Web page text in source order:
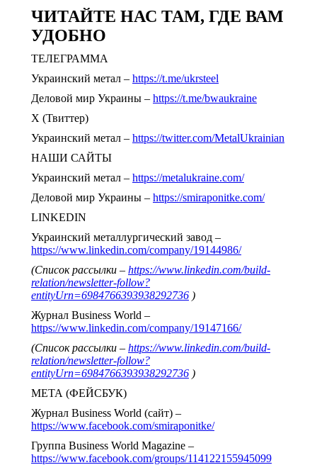
ЧИТАЙТЕ НАС ТАМ, ГДЕ ВАМ
УДОБНО
ТЕЛЕГРАММА
Украинский метал – https://t.me/ukrsteel
Деловой мир Украины – https://t.me/bwaukraine
Х (Твиттер)
Украинский метал – https://twitter.com/MetalUkrainian
НАШИ САЙТЫ
Украинский метал – https://metalukraine.com/
Деловой мир Украины – https://smiraponitke.com/
LINKEDIN
Украинский металлургический завод –
https://www.linkedin.com/company/19144986/
(Список рассылки – https://www.linkedin.com/build-
relation/newsletter-follow?
entityUrn=6984766393938292736 )
Журнал Business World –
https://www.linkedin.com/company/19147166/
(Список рассылки – https://www.linkedin.com/build-
relation/newsletter-follow?
entityUrn=6984766393938292736 )
МЕТА (ФЕЙСБУК)
Журнал Business World (сайт) –
https://www.facebook.com/smiraponitke/
Группа Business World Magazine –
https://www.facebook.com/groups/114122155945099